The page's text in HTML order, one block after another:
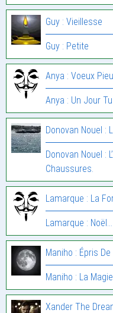
Guy : Vieillesse
Guy : Petite
Anya : Voeux
Anya : Un Jour
Donovan Nouel :
Donovan Nouel :
Chaussures.
Lamarque : La
Lamarque :
Maniho : Épris De
Maniho : La Magie
Xander The